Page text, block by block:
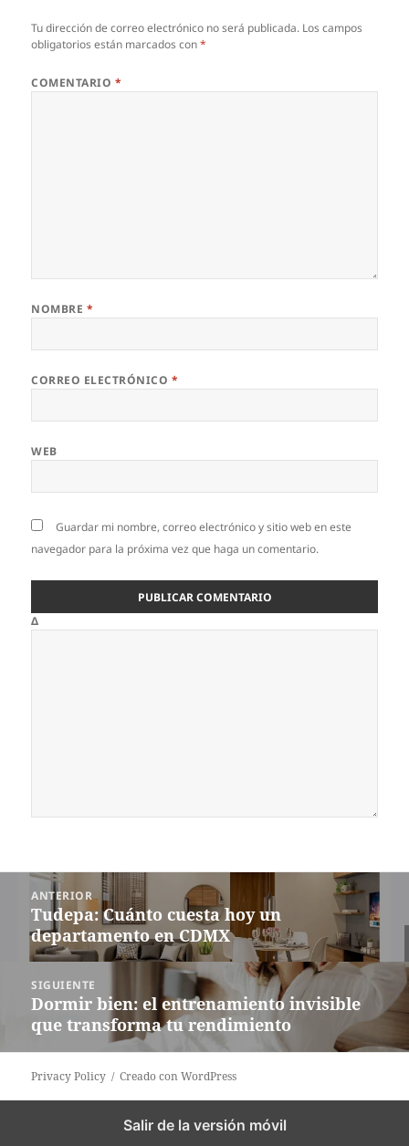
Tu dirección de correo electrónico no será publicada. Los campos
obligatorios están marcados con*
COMENTARIO *
NOMBRE *
CORREO ELECTRÓNICO *
WEB
Guardar mi nombre, correo electrónico y sitio web en este
navegador para la próxima vez que haga un comentario.
Δ
Navegación
entradas
ANTERIOR
Entrada
anterior:
Tudepa: Cuánto cuesta hoy un
departamento en CDMX
SIGUIENTE
Siguiente
entrada:
Dormir bien: el entrenamiento invisible
que transforma tu rendimiento
Privacy Policy Creado con WordPress
Salir de la versión móvil